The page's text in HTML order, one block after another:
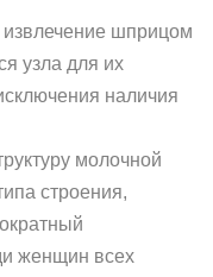
шприцом
узла для их
наличия
молочной
строения,
женщин всех